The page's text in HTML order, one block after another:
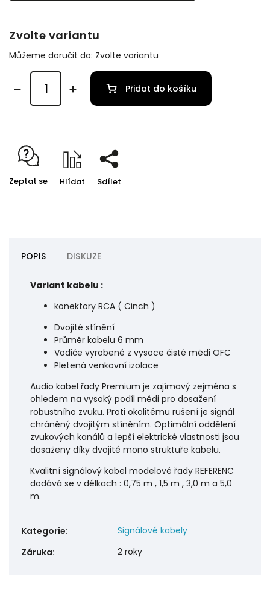
Zvolte variantu
Můžeme doručit do: Zvolte variantu
Přidat do košíku
Zeptat se Hlídat Sdílet
POPIS DISKUZE
Variant kabelu :
konektory RCA ( Cinch )
Dvojité stínění
Průměr kabelu 6 mm
Vodiče vyrobené z vysoce čisté mědi OFC
Pletená venkovní izolace
Audio kabel řady Premium je zajímavý zejména s
ohledem na vysoký podíl mědi pro dosažení
robustního zvuku. Proti okolitému rušení je signál
chráněný dvojitým stíněním. Optimální oddělení
zvukových kanálů a lepší elektrické vlastnosti jsou
dosaženy díky dvojité mono struktuře kabelu.
Kvalitní signálový kabel modelové řady REFERENC
dodává se v délkach : 0,75 m , 1,5 m , 3,0 m a 5,0
m.
Kategorie:
Signálové kabely
Záruka: 2 roky